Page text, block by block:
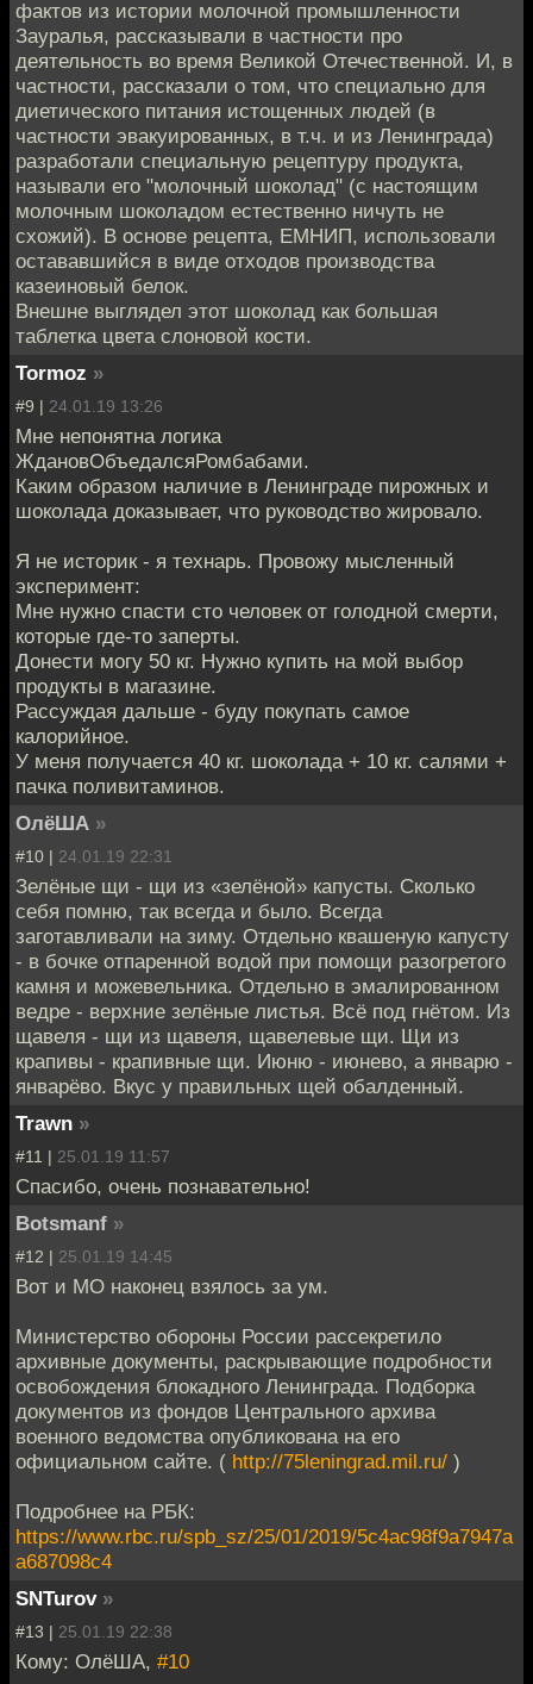
фактов из истории молочной промышленности
Зауралья, рассказывали в частности про
деятельность во время Великой Отечественной. И, в
частности, рассказали о том, что специально для
диетического питания истощенных людей (в
частности эвакуированных, в т.ч. и из Ленинграда)
разработали специальную рецептуру продукта,
называли его "молочный шоколад" (с настоящим
молочным шоколадом естественно ничуть не
схожий). В основе рецепта, ЕМНИП, использовали
остававшийся в виде отходов производства
казеиновый белок.
Внешне выглядел этот шоколад как большая
таблетка цвета слоновой кости.
Tormoz »
#9 | 24.01.19 13:26
Мне непонятна логика
ЖдановОбъедалсяРомбабами.
Каким образом наличие в Ленинграде пирожных и
шоколада доказывает, что руководство жировало.
Я не историк - я технарь. Провожу мысленный
эксперимент:
Мне нужно спасти сто человек от голодной смерти,
которые где-то заперты.
Донести могу 50 кг. Нужно купить на мой выбор
продукты в магазине.
Рассуждая дальше - буду покупать самое
калорийное.
У меня получается 40 кг. шоколада + 10 кг. салями +
пачка поливитаминов.
ОлёША »
#10 | 24.01.19 22:31
Зелёные щи - щи из «зелёной» капусты. Сколько
себя помню, так всегда и было. Всегда
заготавливали на зиму. Отдельно квашеную капусту
- в бочке отпаренной водой при помощи разогретого
камня и можевельника. Отдельно в эмалированном
ведре - верхние зелёные листья. Всё под гнётом. Из
щавеля - щи из щавеля, щавелевые щи. Щи из
крапивы - крапивные щи. Июню - июнево, а январю -
январёво. Вкус у правильных щей обалденный.
Trawn »
#11 | 25.01.19 11:57
Спасибо, очень познавательно!
Botsmanf »
#12 | 25.01.19 14:45
Вот и МО наконец взялось за ум.
Министерство обороны России рассекретило
архивные документы, раскрывающие подробности
освобождения блокадного Ленинграда. Подборка
документов из фондов Центрального архива
военного ведомства опубликована на его
официальном сайте. ( http://75leningrad.mil.ru/ )
Подробнее на РБК:
https://www.rbc.ru/spb_sz/25/01/2019/5c4ac98f9a7947a
a687098c4
SNTurov »
#13 | 25.01.19 22:38
Кому: ОлёША, #10